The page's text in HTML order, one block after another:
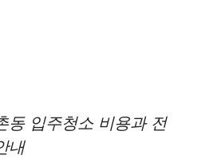
동 입주청소 비용과 전
내